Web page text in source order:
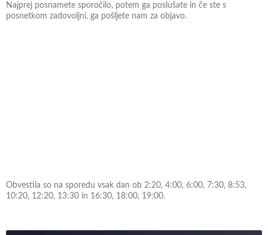
Najprej posnamete sporočilo, potem ga poslušate in če ste s
posnetkom zadovoljni, ga pošljete nam za objavo.
Obvestila so na sporedu vsak dan ob 2:20, 4:00, 6:00, 7:30, 8:53,
10:20, 12:20, 13:30 in 16:30, 18:00, 19:00.